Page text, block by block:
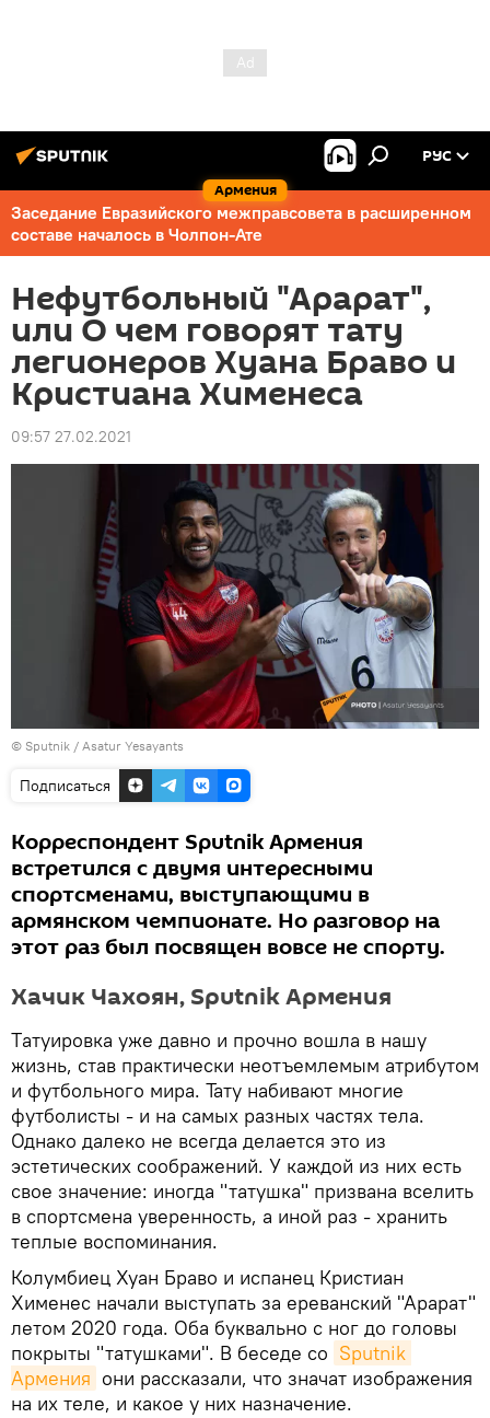
Армения
РУС
Заседание Евразийского межправсовета в расширенном
составе началось в Чолпон-Ате
Нефутбольный "Арарат",
или O чем говорят тату
легионеров Хуана Браво и
Кристиана Хименеса
09:57 27.02.2021
© Sputnik / Asatur Yesayants
Подписаться
Корреспондент Sputnik Армения
встретился с двумя интересными
спортсменами, выступающими в
армянском чемпионате. Но разговор на
этот раз был посвящен вовсе не спорту.
Хачик Чахоян, Sputnik Армения
Tатуировкa уже давно и прочно вошла в нашу
жизнь, став практически неотъемлемым атрибутом
и футбольного мира. Тату набивают многие
футболисты - и на самых разных частях тела.
Однако далеко не всегда делается это из
эстетических соображений. У каждой из них есть
свое значение: иногда "татушка" призвана вселить
в спортсмена уверенность, а иной раз - хранить
теплые воспоминания.
Колумбиец Хуан Браво и испанец Кристиан
Хименес начали выступать за ереванский "Арарат"
летом 2020 года. Оба буквально с ног до головы
покрыты "татушками". В беседе со Sputnik
Армения они рассказали, что значат изображения
на их теле, и какое у них назначение.